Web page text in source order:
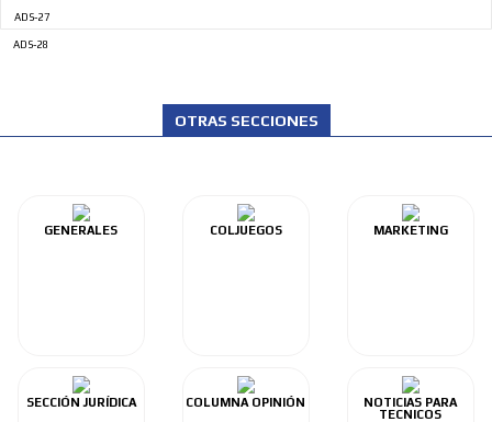
ADS-27
ADS-28
OTRAS SECCIONES
GENERALES COLJUEGOS MARKETING
SECCIÓN JURÍDICA COLUMNA OPINIÓN
NOTICIAS PARA
TECNICOS